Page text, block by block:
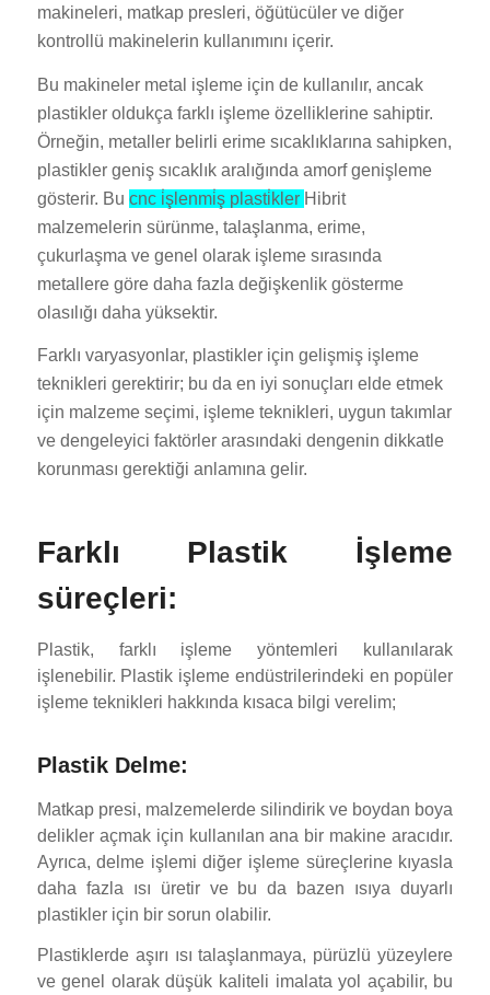
makineleri, matkap presleri, öğütücüler ve diğer
kontrollü makinelerin kullanımını içerir.
Bu makineler metal işleme için de kullanılır, ancak
plastikler oldukça farklı işleme özelliklerine sahiptir.
Örneğin, metaller belirli erime sıcaklıklarına sahipken,
plastikler geniş sıcaklık aralığında amorf genişleme
gösterir. Bu cnc i̇şlenmi̇ş plasti̇kler Hibrit
malzemelerin sürünme, talaşlanma, erime,
çukurlaşma ve genel olarak işleme sırasında
metallere göre daha fazla değişkenlik gösterme
olasılığı daha yüksektir.
Farklı varyasyonlar, plastikler için gelişmiş işleme
teknikleri gerektirir; bu da en iyi sonuçları elde etmek
için malzeme seçimi, işleme teknikleri, uygun takımlar
ve dengeleyici faktörler arasındaki dengenin dikkatle
korunması gerektiği anlamına gelir.
Farklı Plastik İşleme
süreçleri:
Plastik, farklı işleme yöntemleri kullanılarak
işlenebilir. Plastik işleme endüstrilerindeki en popüler
işleme teknikleri hakkında kısaca bilgi verelim;
Plastik Delme:
Matkap presi, malzemelerde silindirik ve boydan boya
delikler açmak için kullanılan ana bir makine aracıdır.
Ayrıca, delme işlemi diğer işleme süreçlerine kıyasla
daha fazla ısı üretir ve bu da bazen ısıya duyarlı
plastikler için bir sorun olabilir.
Plastiklerde aşırı ısı talaşlanmaya, pürüzlü yüzeylere
ve genel olarak düşük kaliteli imalata yol açabilir, bu